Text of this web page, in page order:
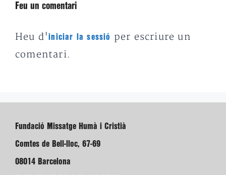
Feu un comentari
Heu d'iniciar la sessió
per escriure un
comentari.
Fundació Missatge Humà i Cristià
Comtes de Bell-lloc, 67-69
08014 Barcelona